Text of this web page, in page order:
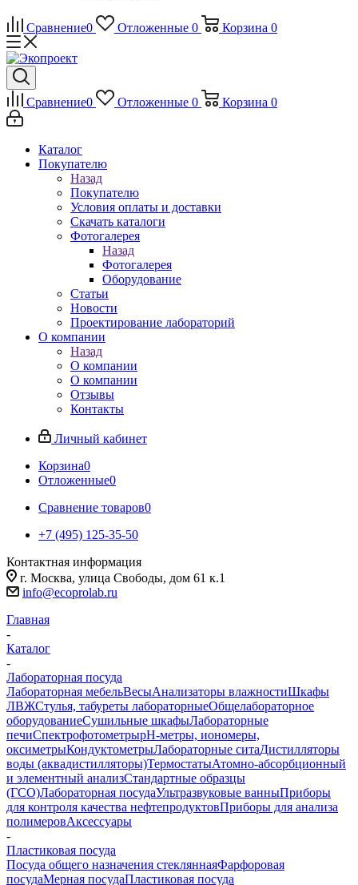
Сравнение0 Отложенные 0 Корзина 0
Сравнение0 Отложенные 0 Корзина 0
Каталог
Покупателю
Назад
Покупателю
Условия оплаты и доставки
Скачать каталоги
Фотогалерея
Назад
Фотогалерея
Оборудование
Статьи
Новости
Проектирование лабораторий
О компании
Назад
О компании
О компании
Отзывы
Контакты
Личный кабинет
Корзина0
Отложенные0
Сравнение товаров0
+7 (495) 125-35-50
Контактная информация
г. Москва, улица Свободы, дом 61 к.1
info@ecoprolab.ru
Главная
-
Каталог
-
Лабораторная посуда
Лабораторная мебельВесыАнализаторы влажностиШкафы
ЛВЖСтулья, табуреты лабораторныеОбщелабораторное
оборудованиеСушильные шкафыЛабораторные
печиСпектрофотометрыpH-метры, иономеры,
оксиметрыКондуктометрыЛабораторные ситаДистилляторы
воды (аквадистилляторы)ТермостатыАтомно-абсорбционный
и элементный анализСтандартные образцы
(ГСО)Лабораторная посудаУльтразвуковые ванныПриборы
для контроля качества нефтепродуктовПриборы для анализа
полимеровАксессуары
-
Пластиковая посуда
Посуда общего назначения стекляннаяФарфоровая
посудаМерная посудаПластиковая посуда